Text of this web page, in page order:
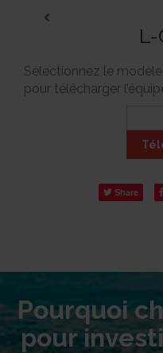
L-
Sélectionnez le
pour télécharger
Share
Pourquoi
pour